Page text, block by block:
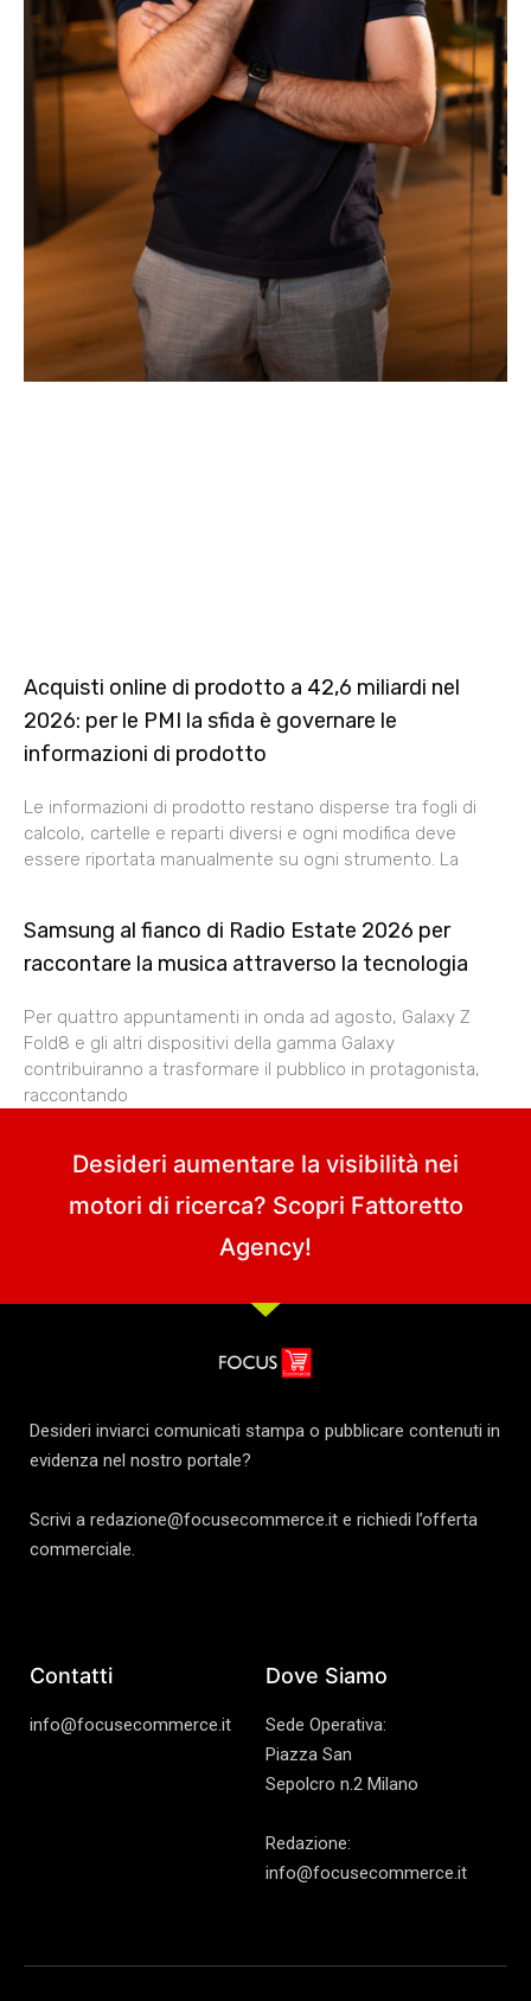
Acquisti online di prodotto a 42,6 miliardi nel
2026: per le PMI la sfida è governare le
informazioni di prodotto
Le informazioni di prodotto restano disperse tra fogli di
calcolo, cartelle e reparti diversi e ogni modifica deve
essere riportata manualmente su ogni strumento. La
Samsung al fianco di Radio Estate 2026 per
raccontare la musica attraverso la tecnologia
Per quattro appuntamenti in onda ad agosto, Galaxy Z
Fold8 e gli altri dispositivi della gamma Galaxy
contribuiranno a trasformare il pubblico in protagonista,
raccontando
Desideri aumentare la visibilità nei
motori di ricerca? Scopri Fattoretto
Agency!
Desideri inviarci comunicati stampa o pubblicare contenuti in
evidenza nel nostro portale?
Scrivi a redazione@focusecommerce.it e richiedi l’offerta
commerciale.
Contatti
info@focusecommerce.it
Dove Siamo
Sede Operativa:
Piazza San
Sepolcro n.2 Milano
Redazione:
info@focusecommerce.it